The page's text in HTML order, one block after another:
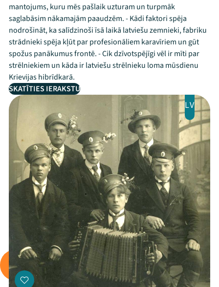
mantojums, kuru mēs pašlaik uzturam un turpmāk
saglabāsim nākamajām paaudzēm. - Kādi faktori spēja
nodrošināt, ka salīdzinoši īsā laikā latviešu zemnieki, fabriku
strādnieki spēja kļūt par profesionāliem karavīriem un gūt
spožus panākumus frontē. - Cik dzīvotspējīgi vēl ir mīti par
strēlniekiem un kāda ir latviešu strēlnieku loma mūsdienu
Krievijas hibrīdkarā.
SKATĪTIES IERAKSTU
LV